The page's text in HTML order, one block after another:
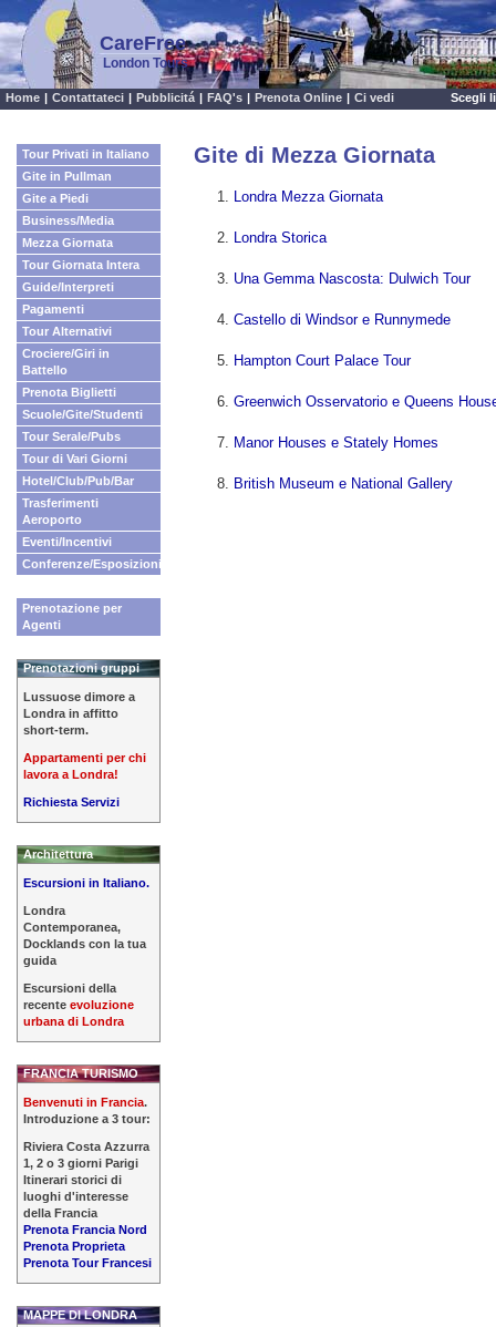
CareFree
London Tours
Gite di Mezza Giornata
Londra Mezza Giornata
Londra Storica
Una Gemma Nascosta: Dulwich Tour
Castello di Windsor e Runnymede
Hampton Court Palace Tour
Greenwich Osservatorio e Queens
Manor Houses e Stately Homes
British Museum e National Gallery
Home | Contattateci | Pubblicitá | FAQ's | Prenota Online | Ci vedi Scegli
Tour Privati in Italiano
Gite in Pullman
Gite a Piedi
Business/Media
Mezza Giornata
Tour Giornata Intera
Guide/Interpreti
Pagamenti
Tour Alternativi
Crociere/Giri in
Battello
Prenota Biglietti
Scuole/Gite/Studenti
Tour Serale/Pubs
Tour di Vari Giorni
Hotel/Club/Pub/Bar
Trasferimenti
Aeroporto
Eventi/Incentivi
Conferenze/Esposizioni
Prenotazione per
Agenti
Prenotazioni gruppi
Lussuose dimore a
Londra in affitto
short-term.
Appartamenti per chi
lavora a Londra!
Richiesta Servizi
Architettura
Escursioni in Italiano.
Londra
Contemporanea,
Docklands con la tua
guida
Escursioni della
recente evoluzione
urbana di Londra
FRANCIA TURISMO
Benvenuti in Francia.
Introduzione a 3 tour:
Riviera Costa Azzurra
1, 2 o 3 giorni Parigi
Itinerari storici di
luoghi d'interesse
della Francia
Prenota Francia Nord
Prenota Proprieta
Prenota Tour Francesi
MAPPE DI LONDRA